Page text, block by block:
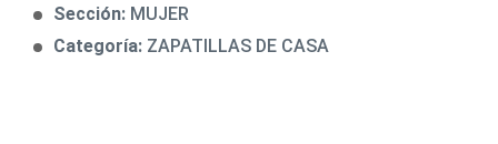
Sección: MUJER
Categoría: ZAPATILLAS DE CASA